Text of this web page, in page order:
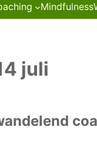
Mindfulness
juli